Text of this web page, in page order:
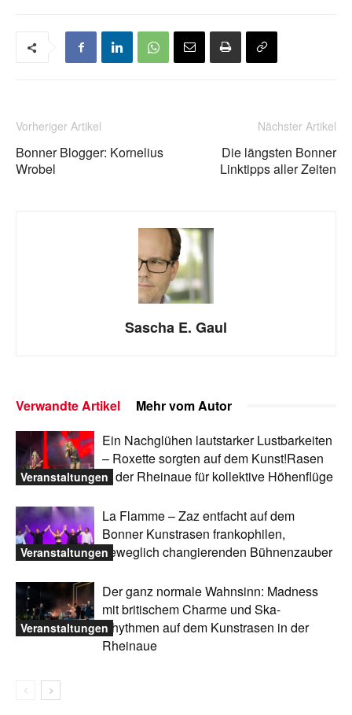
Vorheriger Artikel
Bonner Blogger: Kornelius
Wrobel
Nächster Artikel
Die längsten Bonner
Linktipps aller Zeiten
Sascha E. Gaul
Verwandte Artikel Mehr vom Autor
Veranstaltungen
Ein Nachglühen lautstarker Lustbarkeiten
– Roxette sorgten auf dem Kunst!Rasen
in der Rheinaue für kollektive Höhenflüge
Veranstaltungen
La Flamme – Zaz entfacht auf dem
Bonner Kunstrasen frankophilen,
beweglich changierenden Bühnenzauber
Veranstaltungen
Der ganz normale Wahnsinn: Madness
mit britischem Charme und Ska-
Rhythmen auf dem Kunstrasen in der
Rheinaue